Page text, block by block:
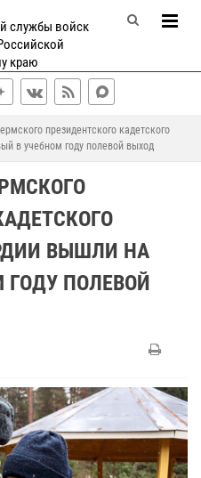
службы войск
краю
президентского кадетского
в учебном году полевой выход
ВЫШЛИ НА
ГОДУ ПОЛЕВОЙ